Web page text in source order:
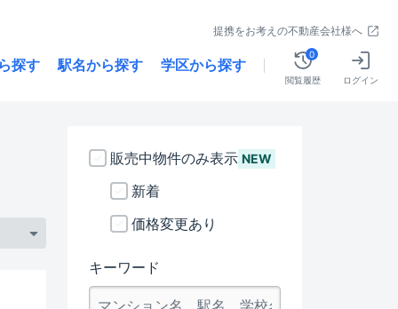
提携をお考えの不動産会社様へ
探す 駅名から探す 学区から探す
閲覧履歴
0
ログイン
販売中物件のみ表示 NEW
新着
価格変更あり
キーワード